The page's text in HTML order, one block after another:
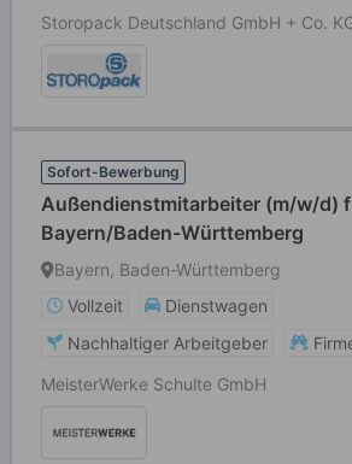
Storopack Deutschland GmbH + Co.
Sofort-Bewerbung
Außendienstmitarbeiter (m/w/d)
Bayern/Baden-Württemberg
Bayern, Baden-Württemberg
Vollzeit
Dienstwagen
Nachhaltiger Arbeitgeber
MeisterWerke Schulte GmbH